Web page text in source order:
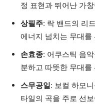
정 표현과 뛰어난 가
상필주: 락 밴드의 리
에너지 넘치는 무대를
손효종: 어쿠스틱 음
분하고 따뜻한 무대를
스무공일: 보컬 하모
타일의 곡을 주로 선